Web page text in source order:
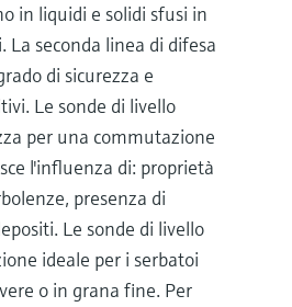
in liquidi e solidi sfusi in
seconda linea di difesa
di sicurezza e
Le sonde di livello
per una commutazione
l'influenza di: proprietà
presenza di
Le sonde di livello
ideale per i serbatoi
o in grana fine. Per